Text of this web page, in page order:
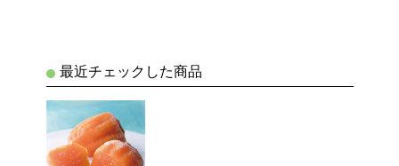
最近チェックした商品